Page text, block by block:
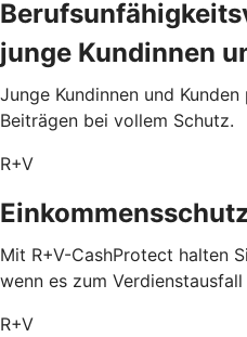
junge Kundinnen
Junge Kundinnen und
Beiträgen bei vollem Schutz.
R+V
Mit R+V-CashProtect halten
wenn es zum
R+V